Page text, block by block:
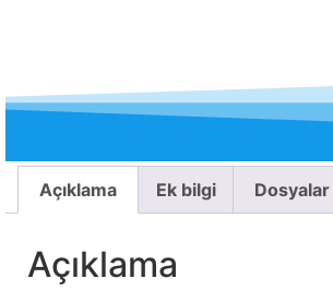
Açıklama Ek bilgi Dosyalar
Açıklama